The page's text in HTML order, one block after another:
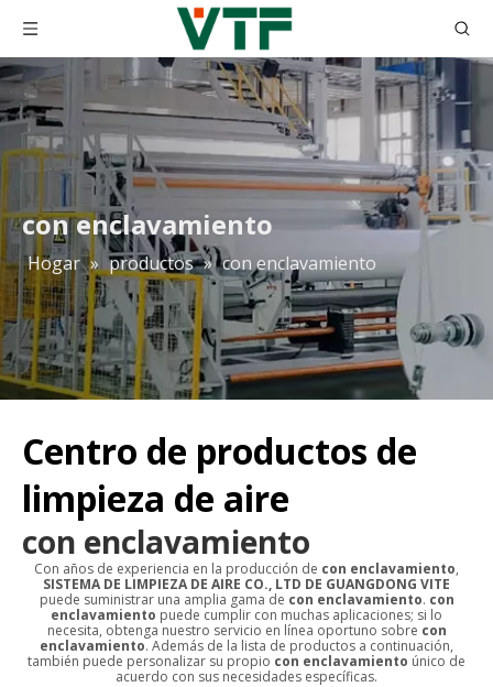
con enclavamiento
Hogar » productos » con enclavamiento
Centro de productos de
limpieza de aire
con enclavamiento
Con años de experiencia en la producción de con enclavamiento,
SISTEMA DE LIMPIEZA DE AIRE CO., LTD DE GUANGDONG VITE
puede suministrar una amplia gama de con enclavamiento. con
enclavamiento puede cumplir con muchas aplicaciones; si lo
necesita, obtenga nuestro servicio en línea oportuno sobre con
enclavamiento. Además de la lista de productos a continuación,
también puede personalizar su propio con enclavamiento único de
acuerdo con sus necesidades específicas.